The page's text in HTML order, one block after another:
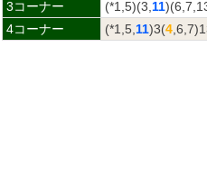
3コーナー
(*1,5)(3, 11
4コーナー
(*1,5, 11)3(4